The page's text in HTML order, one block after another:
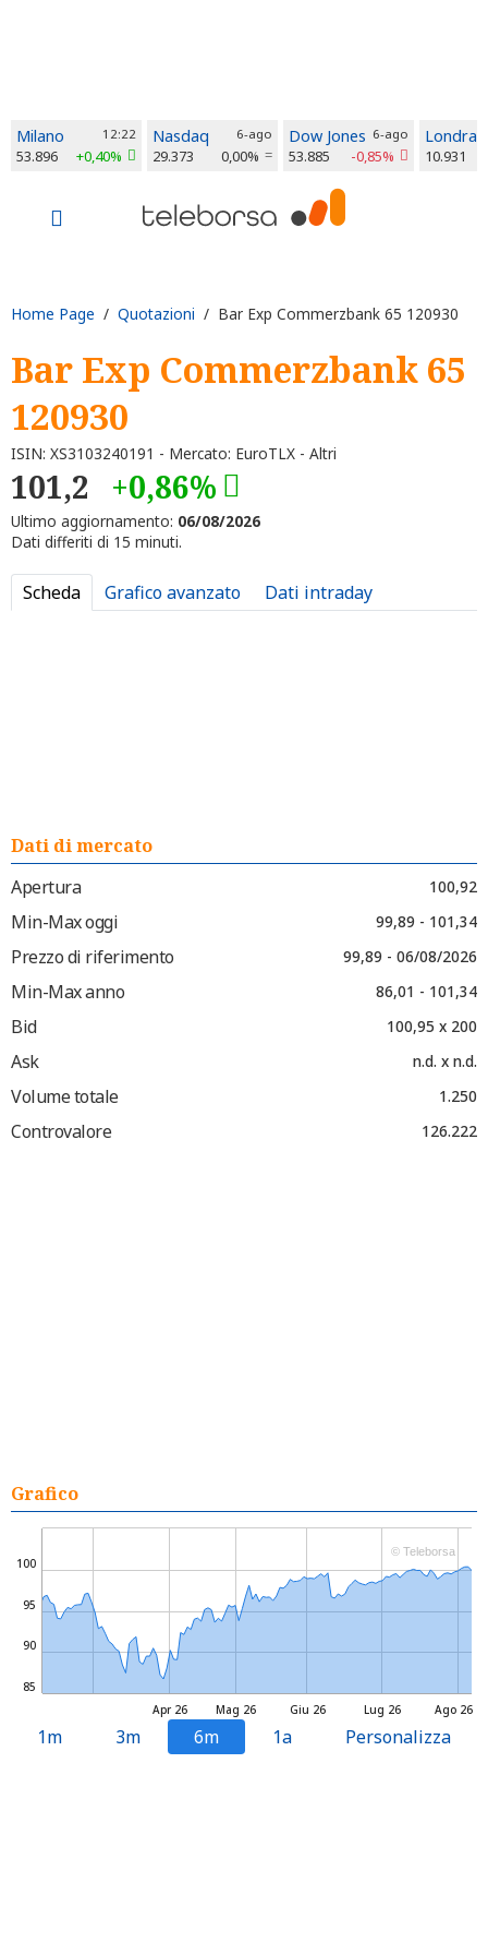
Milano 12:22
53.896 +0,40%
Nasdaq 6-ago
29.373 0,00%
Dow Jones 6-ago
53.885 -0,85%
Londra
10.931
Home Page / Quotazioni / Bar Exp Commerzbank 65 120930
Bar Exp Commerzbank 65
120930
ISIN: XS3103240191 - Mercato: EuroTLX - Altri
101,2 +0,86%
Ultimo aggiornamento: 06/08/2026
Dati differiti di 15 minuti.
Scheda Grafico avanzato Dati intraday
Dati di mercato
Apertura
100,92
Min-Max oggi 99,89 - 101,34
Prezzo di riferimento 99,89 - 06/08/2026
Min-Max anno 86,01 - 101,34
Bid 100,95 x 200
Ask n.d. x n.d.
Volume totale 1.250
Controvalore 126.222
Grafico
Mag 26 Lug 26
Apr 26 Giu 26 Ago 26
85
90
95
100
© Teleborsa
1m 3m 6m 1a Personalizza